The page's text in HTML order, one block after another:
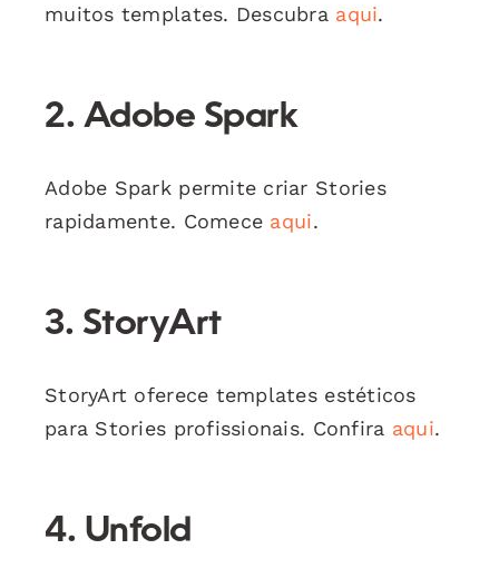
muitos templates. Descubra aqui.
2. Adobe Spark
Adobe Spark permite criar Stories
rapidamente. Comece aqui.
3. StoryArt
StoryArt oferece templates estéticos
para Stories profissionais. Confira aqui.
4. Unfold